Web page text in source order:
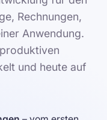
Rechnungen,
Anwendung.
und heute auf